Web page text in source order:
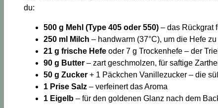
du:
500 g Mehl (Type 405 oder 550) – das Rückgrat
250 ml Milch – handwarm (37°C), um die Hefe
21 g frische Hefe oder 7 g Trockenhefe – der
90 g Butter – zart geschmolzen, für saftige
50 g Zucker + 1 Päckchen Vanillezucker – die
1 Prise Salz – verfeinert das Aroma
1 Eigelb – für den goldenen Glanz nach dem